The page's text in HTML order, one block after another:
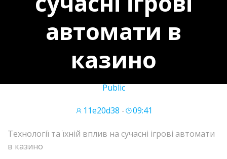
автомати в
казино
Public
11e20d38 - 09:41
Технології та їхній вплив на сучасні ігрові автомати
в казино